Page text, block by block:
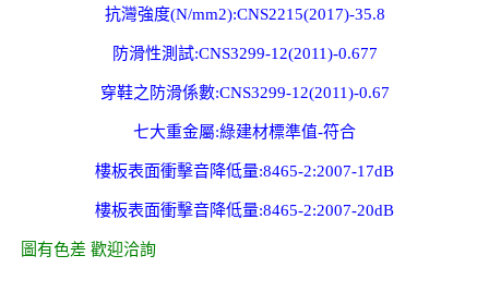
抗灣強度(N/mm2):CNS2215(2017)-35.8
防滑性測試:CNS3299-12(2011)-0.677
穿鞋之防滑係數:CNS3299-12(2011)-0.67
七大重金屬:綠建材標準值-符合
樓板表面衝擊音降低量:8465-2:2007-17dB
樓板表面衝擊音降低量:8465-2:2007-20dB
圖有色差 歡迎洽詢